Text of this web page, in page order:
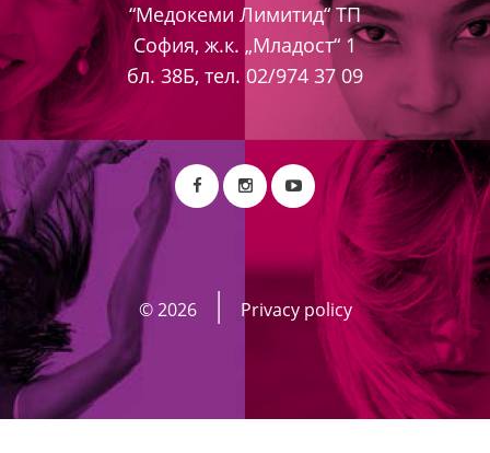
LIBIFEME Intense гел
е съставен от
нискомолекулна хиалуронова киселина,
витамини А и Е.
“Медокеми Лимитид“ ТП
София, ж.к. „Младост“ 1
бл. 38Б, тел. 02/974 37 09
© 2026 Privacy policy